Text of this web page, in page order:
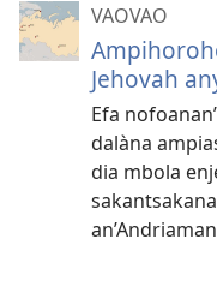
VAOVAO
Jehovah
Efa
dalàna
dia mbola